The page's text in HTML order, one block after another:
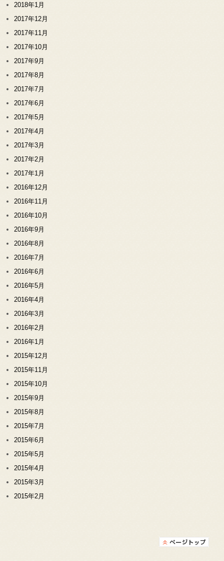
2018年1月
2017年12月
2017年11月
2017年10月
2017年9月
2017年8月
2017年7月
2017年6月
2017年5月
2017年4月
2017年3月
2017年2月
2017年1月
2016年12月
2016年11月
2016年10月
2016年9月
2016年8月
2016年7月
2016年6月
2016年5月
2016年4月
2016年3月
2016年2月
2016年1月
2015年12月
2015年11月
2015年10月
2015年9月
2015年8月
2015年7月
2015年6月
2015年5月
2015年4月
2015年3月
2015年2月